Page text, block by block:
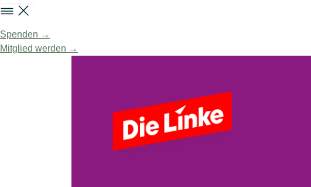
Spenden →
Mitglied werden →